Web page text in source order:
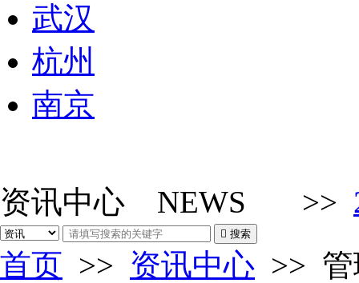
武汉
杭州
南京
资讯中心 NEWS >>
 搜索
首页 >> 资讯中心 >>